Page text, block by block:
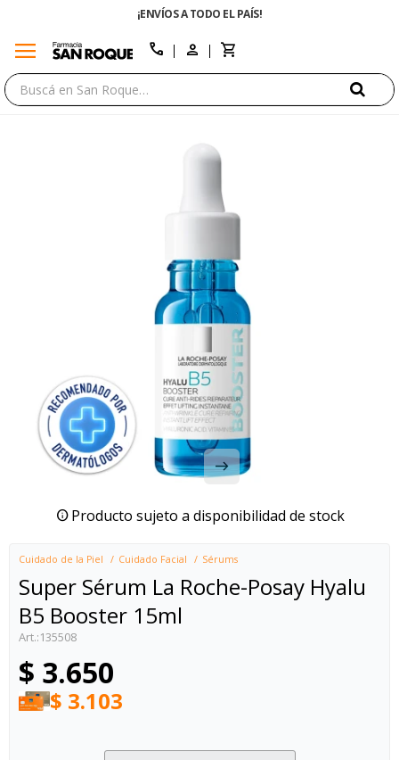
¡ENVÍOS A TODO EL PAÍS!
menu call
Producto sujeto a disponibilidad de stock
Cuidado de la Piel Cuidado Facial Sérums
Super Sérum La Roche-Posay Hyalu
B5 Booster 15ml
135508
$ 3.650
$ 3.103
close